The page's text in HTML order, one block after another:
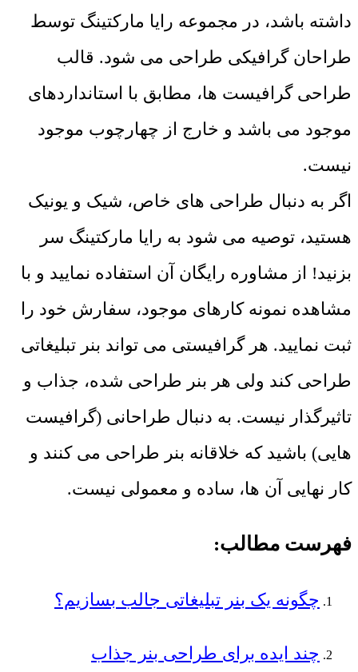
داشته باشد، در مجموعه رایا مارکتینگ توسط
طراحان گرافیکی طراحی می شود. قالب
طراحی گرافیست ها، مطابق با استانداردهای
موجود می باشد و خارج از چهارچوب موجود
نیست.
اگر به دنبال طراحی های خاص، شیک و یونیک
هستید، توصیه می شود به رایا مارکتینگ سر
بزنید! از مشاوره رایگان آن استفاده نمایید و با
مشاهده نمونه کارهای موجود، سفارش خود را
ثبت نمایید. هر گرافیستی می تواند بنر تبلیغاتی
طراحی کند ولی هر بنر طراحی شده، جذاب و
تاثیرگذار نیست. به دنبال طراحانی (گرافیست
هایی) باشید که خلاقانه بنر طراحی می کنند و
کار نهایی آن ها، ساده و معمولی نیست.
فهرست مطالب:
چگونه یک بنر تبلیغاتی جالب بسازیم؟
چند ایده برای طراحی بنر جذاب